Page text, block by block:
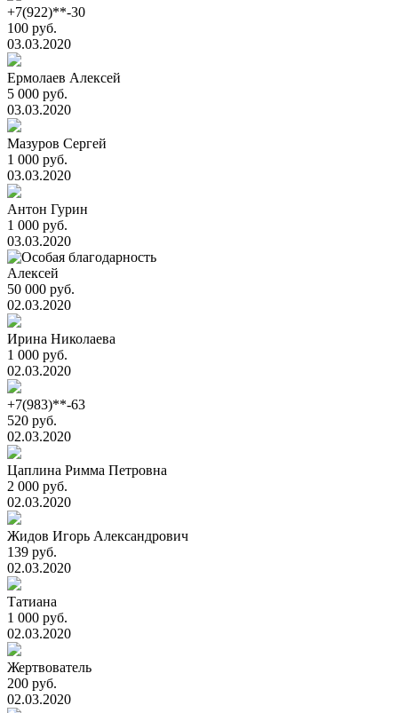
+7(922)**-30
100 руб.
03.03.2020
Ермолаев Алексей
5 000 руб.
03.03.2020
Мазуров Сергей
1 000 руб.
03.03.2020
Антон Гурин
1 000 руб.
03.03.2020
Алексей
50 000 руб.
02.03.2020
Ирина Николаева
1 000 руб.
02.03.2020
+7(983)**-63
520 руб.
02.03.2020
Цаплина Римма Петровна
2 000 руб.
02.03.2020
Жидов Игорь Александрович
139 руб.
02.03.2020
Татиана
1 000 руб.
02.03.2020
Жертвователь
200 руб.
02.03.2020